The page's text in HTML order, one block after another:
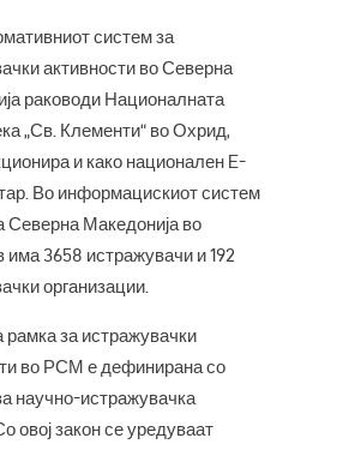
систем за
активности во Северна
раководи Националната
„Св. Клементи“ во Охрид,
и како национален E-
Во информацискиот систем
Северна Македонија во
има 3658 истражувачи и 192
организации.
рамка за истражувачки
во РСМ е дефинирана со
научно-истражувачка
овој закон се уредуваат